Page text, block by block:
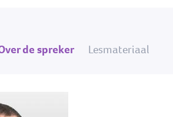
de spreker Lesmateriaal